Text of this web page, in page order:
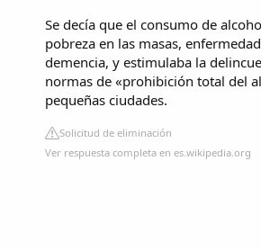
Se decía que el consumo de
pobreza en las masas,
demencia, y estimulaba la
normas de «prohibición total del
pequeñas ciudades.
Solicitud de eliminación
Ver respuesta completa en es.wikipedia.org